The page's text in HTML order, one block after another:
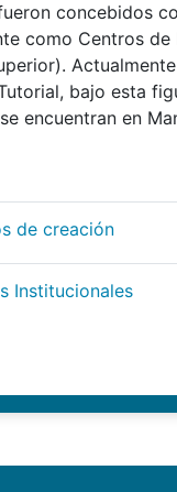
concebidos
como Centros
bajo esta
encuentran en
de creación
Institucionales